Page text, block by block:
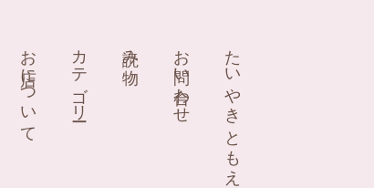
お店について カテゴリー 読み物 お問い合わせ たいやき ともえ庵 公式サイト